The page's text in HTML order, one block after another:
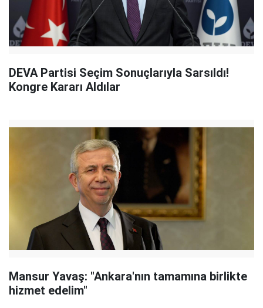
DEVA Partisi Seçim Sonuçlarıyla Sarsıldı!
Kongre Kararı Aldılar
Mansur Yavaş: "Ankara'nın tamamına birlikte
hizmet edelim"